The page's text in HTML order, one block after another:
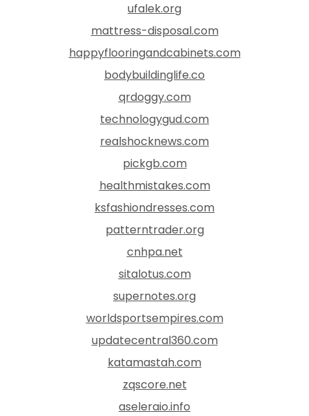
ufalek.org
mattress-disposal.com
happyflooringandcabinets.com
bodybuildinglife.co
qrdoggy.com
technologygud.com
realshocknews.com
pickgb.com
healthmistakes.com
ksfashiondresses.com
patterntrader.org
cnhpa.net
sitalotus.com
supernotes.org
worldsportsempires.com
updatecentral360.com
katamastah.com
zqscore.net
aseleraio.info